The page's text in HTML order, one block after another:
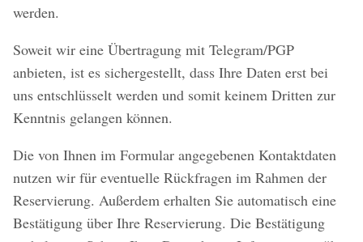
werden.
Soweit wir eine Übertragung mit Telegram/PGP
anbieten, ist es sichergestellt, dass Ihre Daten erst bei
uns entschlüsselt werden und somit keinem Dritten zur
Kenntnis gelangen können.
Die von Ihnen im Formular angegebenen Kontaktdaten
nutzen wir für eventuelle Rückfragen im Rahmen der
Reservierung. Außerdem erhalten Sie automatisch eine
Bestätigung über Ihre Reservierung. Die Bestätigung